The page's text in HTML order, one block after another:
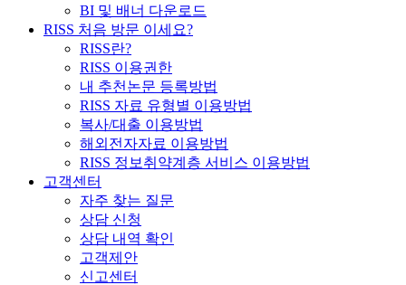
BI 및 배너 다운로드
RISS 처음 방문 이세요?
RISS란?
RISS 이용권한
내 추천논문 등록방법
RISS 자료 유형별 이용방법
복사/대출 이용방법
해외전자자료 이용방법
RISS 정보취약계층 서비스 이용방법
고객센터
자주 찾는 질문
상담 신청
상담 내역 확인
고객제안
신고센터